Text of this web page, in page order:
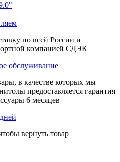
по всей России и
компанией СДЭК
обслуживание
в качестве которых мы
предоставляется гарантия
6 месяцев
вернуть товар